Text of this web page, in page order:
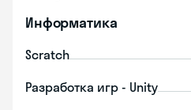
Информатика
Scratch
Разработка игр - Unity